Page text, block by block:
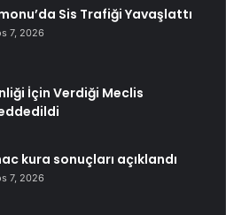
Sis Trafiği Yavaşlattı
7, 2026
İçin Verdiği Meclis
kura sonuçları açıklandı
7, 2026